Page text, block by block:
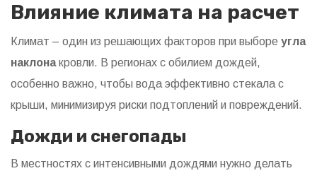
Влияние климата на расчет
Климат – один из решающих факторов при выборе угла
наклонакровли. В регионах с обилием дождей,
особенно важно, чтобы вода эффективно стекала с
крыши, минимизируя риски подтоплений и повреждений.
Дожди и снегопады
В местностях с интенсивными дождями нужно делать